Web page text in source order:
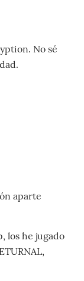
No sé
aparte
los he jugado